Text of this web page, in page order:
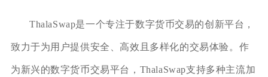
ThalaSwap是一个专注于数字货币交易的创新平台，
致力于为用户提供安全、高效且多样化的交易体验。作
为新兴的数字货币交易平台，ThalaSwap支持多种主流加